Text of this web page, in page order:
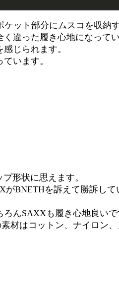
ット部分にムスコを収
違った履き心地になってい
じられます。
います。
形状に思えます。
BNETHを訴えて勝訴し
んSAXXも履き心地良いで
材はコットン、ナイロン